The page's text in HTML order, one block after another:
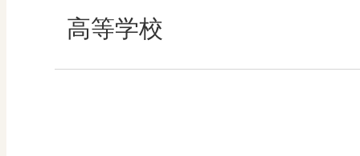
算数
社会 地理
高等学校